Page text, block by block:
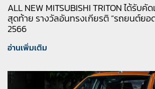
ALL NEW MITSUBISHI TRITON ได้รับคั
สุดท้าย รางวัลอันทรงเกียรติ “รถยนต์ยอ
2566
อ่านเพิ่มเติม